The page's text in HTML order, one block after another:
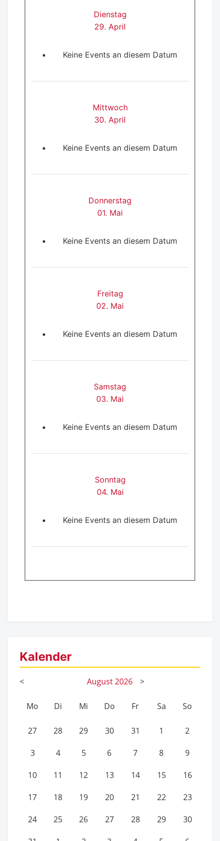
Dienstag
29. April
Keine Events an diesem Datum
Mittwoch
30. April
Keine Events an diesem Datum
Donnerstag
01. Mai
Keine Events an diesem Datum
Freitag
02. Mai
Keine Events an diesem Datum
Samstag
03. Mai
Keine Events an diesem Datum
Sonntag
04. Mai
Keine Events an diesem Datum
Kalender
< August2026 >
Mo Di Mi Do Fr Sa So
27 28 29 30 31 1 2
3 4 5 6 7 8 9
10 11 12 13 14 15 16
17 18 19 20 21 22 23
24 25 26 27 28 29 30